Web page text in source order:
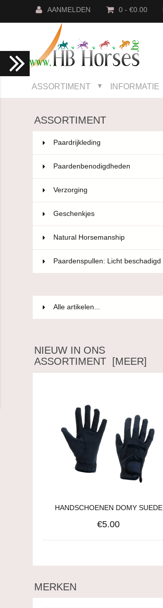
AANMELDEN 0 - €0.00
ASSORTIMENT ▼ INFORMATIE
ASSORTIMENT
Paardrijkleding
Paardenbenodigdheden
Verzorging
Geschenkjes
Natural Horsemanship
Paardenspullen: Licht beschadigd
Alle artikelen...
NIEUW IN ONS
ASSORTIMENT [MEER]
HANDSCHOENEN DOMY SUEDE
€5.00
MERKEN